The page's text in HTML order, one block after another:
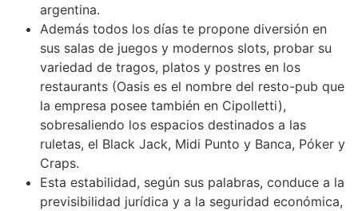
argentina.
Además todos los días te propone diversión en
sus salas de juegos y modernos slots, probar su
variedad de tragos, platos y postres en los
restaurants (Oasis es el nombre del resto-pub que
la empresa posee también en Cipolletti),
sobresaliendo los espacios destinados a las
ruletas, el Black Jack, Midi Punto y Banca, Póker y
Craps.
Esta estabilidad, según sus palabras, conduce a la
previsibilidad jurídica y a la seguridad económica,